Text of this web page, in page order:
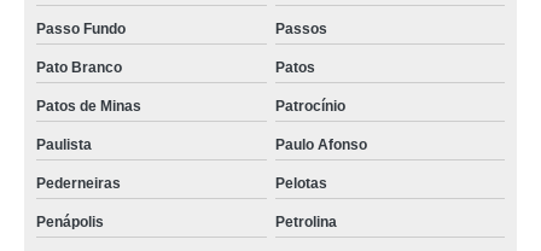
Passo Fundo Passos
Pato Branco Patos
Patos de Minas Patrocínio
Paulista Paulo Afonso
Pederneiras Pelotas
Penápolis Petrolina